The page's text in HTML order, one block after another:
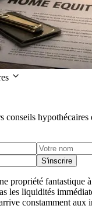
conseils hypothécaires
S'inscrire
propriété fantastique
les liquidités
constamment aux